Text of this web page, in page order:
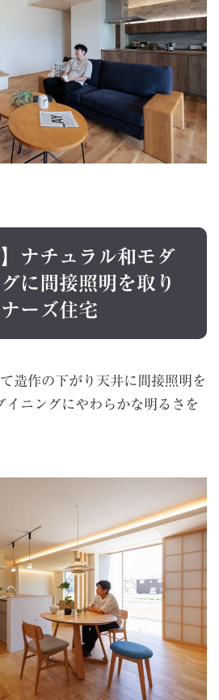
】ナチュラル和モダ
に間接照明を取り
ーズ住宅
造作の下がり天井に間接照明を
イニングにやわらかな明るさを